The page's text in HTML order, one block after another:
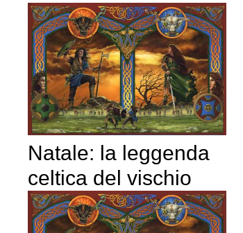
Natale: la leggenda
celtica del vischio